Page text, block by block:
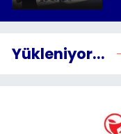
Yükleniyor...